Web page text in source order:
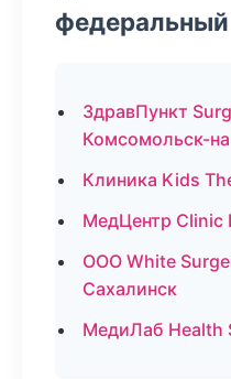
федеральный
ЗдравПункт
Комсомольск-
Клиника Kids
МедЦентр Clinic
ООО White
Сахалинск
МедиЛаб Health